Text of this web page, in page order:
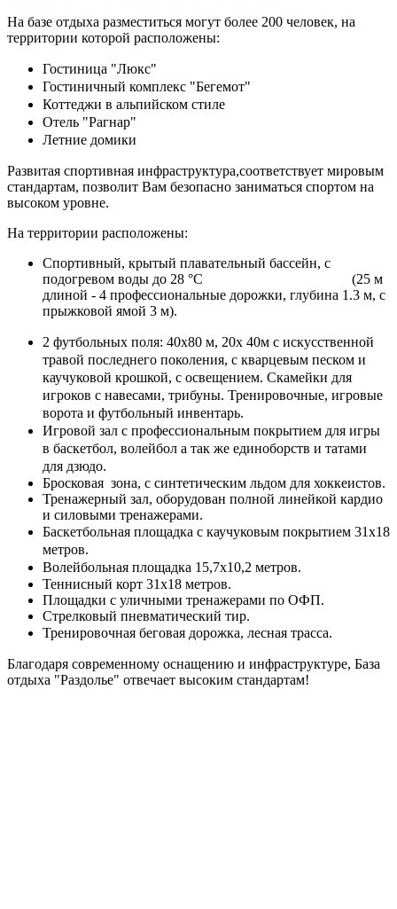
На базе отдыха разместиться могут более 200 человек, на
территории которой расположены:
Гостиница "Люкс"
Гостиничный комплекс "Бегемот"
Коттеджи в альпийском стиле
Отель "Рагнар"
Летние домики
Развитая спортивная инфраструктура,соответствует мировым
стандартам, позволит Вам безопасно заниматься спортом на
высоком уровне.
На территории расположены:
Спортивный, крытый плавательный бассейн, с
подогревом воды до 28 °C (25 м
длиной - 4 профессиональные дорожки, глубина 1.3 м, с
прыжковой ямой 3 м).
2 футбольных поля: 40х80 м, 20х 40м с искусственной
травой последнего поколения, с кварцевым песком и
каучуковой крошкой, с освещением. Скамейки для
игроков с навесами, трибуны. Тренировочные, игровые
ворота и футбольный инвентарь.
Игровой зал с профессиональным покрытием для игры
в баскетбол, волейбол а так же единоборств и татами
для дзюдо.
Бросковая зона, с синтетическим льдом для хоккеистов.
Тренажерный зал, оборудован полной линейкой кардио
и силовыми тренажерами.
Баскетбольная площадка с каучуковым покрытием 31х18
метров.
Волейбольная площадка 15,7х10,2 метров.
Теннисный корт 31х18 метров.
Площадки с уличными тренажерами по ОФП.
Стрелковый пневматический тир.
Тренировочная беговая дорожка, лесная трасса.
Благодаря современному оснащению и инфраструктуре, База
отдыха "Раздолье" отвечает высоким стандартам!